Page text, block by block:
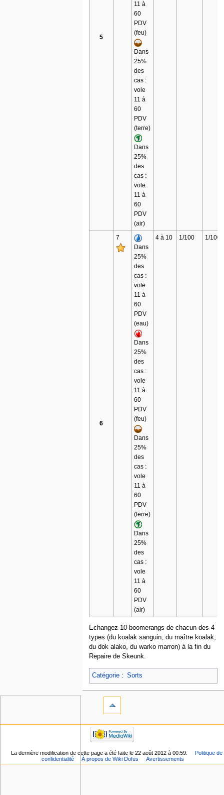
5
11 à
60
PDV
(feu)
Dans
25%
des
cas :
vole
11 à
60
PDV
(terre)
Dans
25%
des
cas :
vole
11 à
60
PDV
(air)
6
7
Dans
25%
des
cas :
vole
11 à
60
PDV
(eau)
Dans
25%
des
cas :
vole
11 à
60
PDV
(feu)
Dans
25%
des
cas :
vole
11 à
60
PDV
(terre)
Dans
25%
des
cas :
vole
11 à
60
PDV
(air)
4 à 10 1/100 1/100
Echangez 10 boomerangs de chacun des 4
types (du koalak sanguin, du maître koalak,
du dok alako, du warko marron) à la fin du
Repaire de Skeunk.
Catégorie: Sorts
La dernière modification de cette page a été faite le 22 août 2012 à 00:59.
Politique de
confidentialité
À propos de Wiki Dofus Avertissements